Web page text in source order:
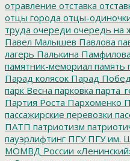
отравление отставка
отцы города отцы-
труда очереди очередь на
Павел Малышев Павлова
лагерь Палькина Памфилова
памятник-мемориал память
Парад колясок Парад
парк Весна парковка
Партия Роста Пархоменко
пассажирские перевозки
ПАТП патриотизм
пауэрлифтинг ПГУПГУ им.
МОМВД России